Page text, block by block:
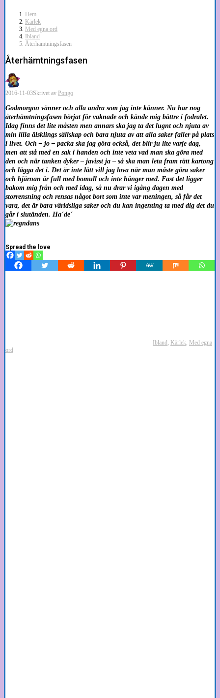
Hem
Kärlek
Med egna ord
Ibland
Återhämtningsfasen
Återhämtningsfasen
2016-11-03Skrivet av Pongo
Godmorgon vänner och alla andra som jag inte känner. Nu har nog
återhämtningsfasen börjat för vaknade och kände mig bättre i fodralet.
Idag finns det lite måsten men annars ska jag ta det lugnt och njuta av
min lilla älsklings sällskap och bara njuta av att alla saker faller på plats
i livet. Och – jo – packa ska jag göra också, det blir ju lite varje dag,
men att stå med en sak i handen och inte veta vad man ska göra med
den och när tanken dyker – javisst ja – så ska man leta fram rätt kartong
och lägga det i. Det är inte lätt vill jag lova när man måste göra saker
och hjärnan är full med bomull och inte hänger med. Fast det ligger
bakom mig från och med idag, så nu drar vi igång dagen med
storrensning och rensas något bort som inte var meningen, så får det
vara, det är bara världsliga saker och du kan ingenting ta med dig det du
går i slutänden. Ha´de´
Spread the love
Ibland Kärlek Med egna
ord